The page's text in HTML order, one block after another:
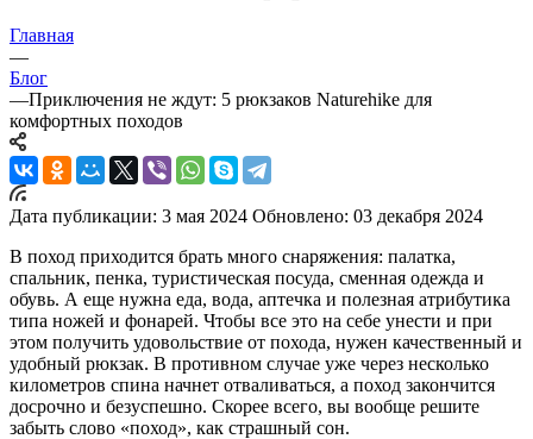
Главная
—
Блог
—Приключения не ждут: 5 рюкзаков Naturehike для
комфортных походов
Дата публикации: 3 мая 2024 Обновлено: 03 декабря 2024
В поход приходится брать много снаряжения: палатка,
спальник, пенка, туристическая посуда, сменная одежда и
обувь. А еще нужна еда, вода, аптечка и полезная атрибутика
типа ножей и фонарей. Чтобы все это на себе унести и при
этом получить удовольствие от похода, нужен качественный и
удобный рюкзак. В противном случае уже через несколько
километров спина начнет отваливаться, а поход закончится
досрочно и безуспешно. Скорее всего, вы вообще решите
забыть слово «поход», как страшный сон.